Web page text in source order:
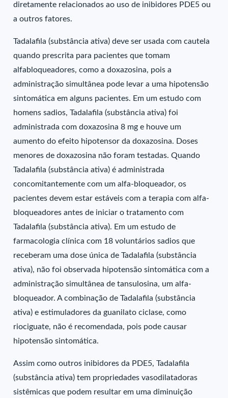
diretamente relacionados ao uso de inibidores PDE5 ou
a outros fatores.
Tadalafila (substância ativa) deve ser usada com cautela
quando prescrita para pacientes que tomam
alfabloqueadores, como a doxazosina, pois a
administração simultânea pode levar a uma hipotensão
sintomática em alguns pacientes. Em um estudo com
homens sadios, Tadalafila (substância ativa) foi
administrada com doxazosina 8 mg e houve um
aumento do efeito hipotensor da doxazosina. Doses
menores de doxazosina não foram testadas. Quando
Tadalafila (substância ativa) é administrada
concomitantemente com um alfa-bloqueador, os
pacientes devem estar estáveis com a terapia com alfa-
bloqueadores antes de iniciar o tratamento com
Tadalafila (substância ativa). Em um estudo de
farmacologia clínica com 18 voluntários sadios que
receberam uma dose única de Tadalafila (substância
ativa), não foi observada hipotensão sintomática com a
administração simultânea de tansulosina, um alfa-
bloqueador. A combinação de Tadalafila (substância
ativa) e estimuladores da guanilato ciclase, como
riociguate, não é recomendada, pois pode causar
hipotensão sintomática.
Assim como outros inibidores da PDE5, Tadalafila
(substância ativa) tem propriedades vasodilatadoras
sistêmicas que podem resultar em uma diminuição